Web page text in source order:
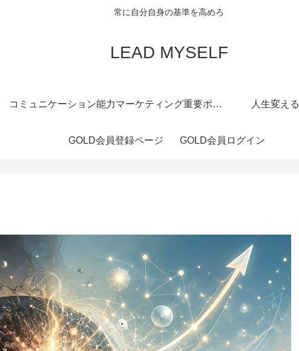
常に自分自身の基準を高めろ
LEAD MYSELF
コミュニケーション能力 マーケティング重要ポイント 人生変える
GOLD会員登録ページ GOLD会員ログイン